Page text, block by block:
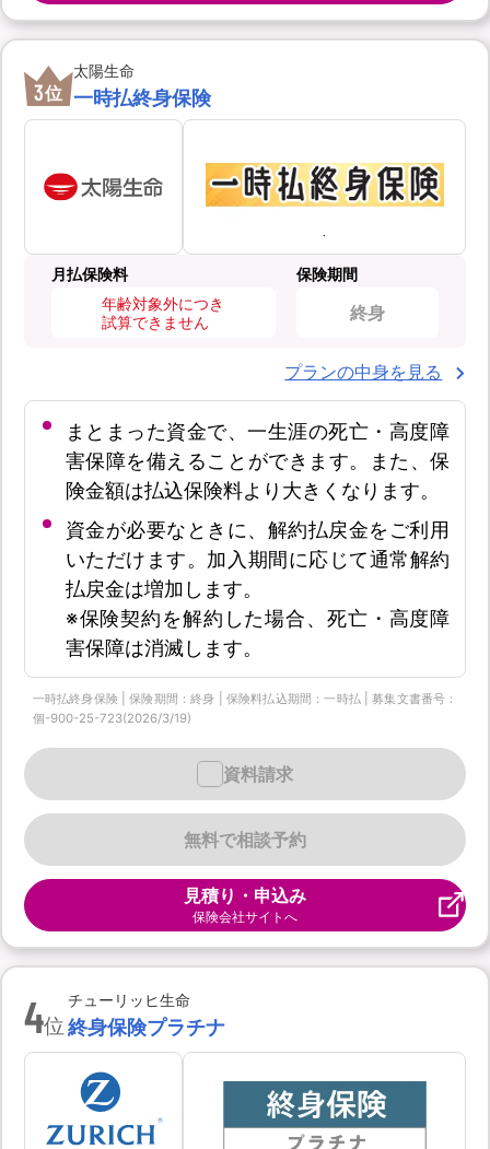
3位
太陽生命
一時払終身保険
月払保険料
年齢対象外につき
試算できません
保険期間
終身
プランの中身を見る
まとまった資金で、一生涯の死亡・高度障
害保障を備えることができます。また、保
険金額は払込保険料より大きくなります。
資金が必要なときに、解約払戻金をご利用
いただけます。加入期間に応じて通常解約
払戻金は増加します。
※保険契約を解約した場合、死亡・高度障
害保障は消滅します。
一時払終身保険 | 保険期間：終身 | 保険料払込期間：一時払 | 募集文書番号：
個-900-25-723(2026/3/19)
無料で相談予約
資料請求
見積り・申込み
保険会社サイトへ
4位
チューリッヒ生命
終身保険プラチナ